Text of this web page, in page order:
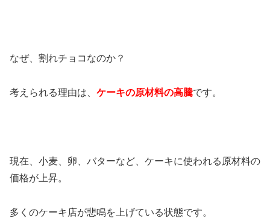
なぜ、割れチョコなのか？
考えられる理由は、 ケーキの原材料の高騰です。
現在、小麦、卵、バターなど、ケーキに使われる原材料の
価格が上昇。
多くのケーキ店が悲鳴を上げている状態です。